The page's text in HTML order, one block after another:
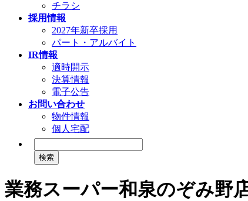
チラシ
採用情報
2027年新卒採用
パート・アルバイト
IR情報
適時開示
決算情報
電子公告
お問い合わせ
物件情報
個人宅配
索:
業務スーパー和泉のぞみ野